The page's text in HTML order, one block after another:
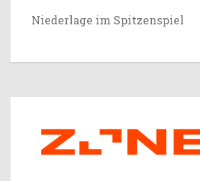
Niederlage im Spitzenspiel